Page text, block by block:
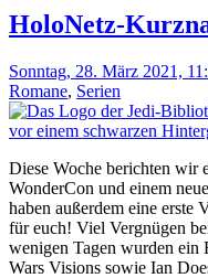
HoloNetz-
Sonntag, 28. März 2021,
Romane, Serien
Diese Woche berichten wir
WonderCon und einem
haben außerdem eine erste
für euch! Viel Vergnügen
wenigen Tagen wurden ein
Wars Visions sowie Ian